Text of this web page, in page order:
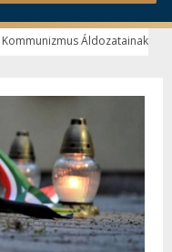
Áldozatainak